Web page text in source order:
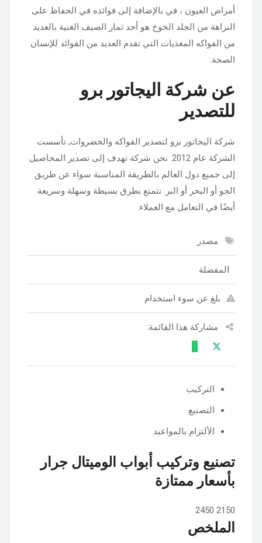
أمراض العيون ، في بالإضافة إلى فوائده في الحفاظ على
النزاهة من الجلد الخوخ هو أحد ثمار الصيف الغنية بالعديد
من الفواكه المغذيات التي تقدم العديد من الفوائد للإنسان
الصحة.
عن شركة اليجاتور برو
للتصدير
شركة اليجاتور برو لتصدير الفواكه والخضروات, تأسست
الشركة عام 2012. نحن شركة تهدف إلى تصدير المحاصيل
إلى جميع دول العالم بالطريقة المناسبة سواء عن طريق
الجو أو البحر أو البر. نتمتع بطرق بسيطة وسهلة وسريعة
أيضًا في التعامل مع العملاء.
مصدر
المفضلة
بلغ عن سوء استخدام
مشاركة هذا القائمة:
التركيب
التصنيع
الألتزام بالمواعيد
تصنيع وتركيب أبواب الوميتال جرار
بأسعار ممتازة
2150
2450
الملخص